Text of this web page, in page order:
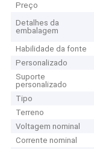
Preço
Detalhes da
embalagem
Habilidade da fonte
Personalizado
Suporte
personalizado
Tipo
Terreno
Voltagem nominal
Corrente nominal